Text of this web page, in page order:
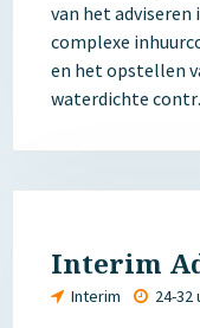
van het adviseren
complexe
en het opstellen
waterdichte
Interim
Interim 24-32